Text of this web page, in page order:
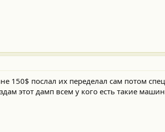
150$ послал их переделал сам потом
этот дамп всем у кого есть такие